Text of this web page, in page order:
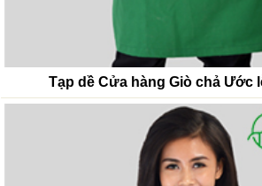
Tạp dề Cửa hàng Giò chả Ước